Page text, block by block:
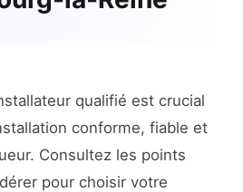
qualifié est crucial
conforme, fiable et
Consultez les points
pour choisir votre